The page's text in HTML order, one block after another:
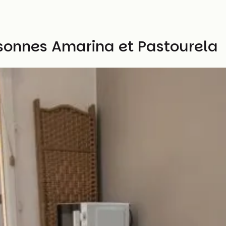
Amarina et Pastourela